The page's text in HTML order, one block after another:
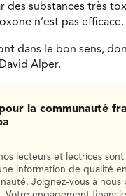
des substances très
n’est pas efficace.
dans le bon sens,
Alper.
la communauté
lecteurs et lectrices sont
information de qualité
Joignez-vous à nous